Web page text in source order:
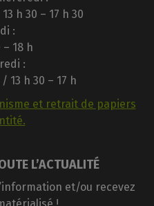
h 30 – 17 h 30
:
– 18 h
:
13 h 30 – 17 h
et retrait de papiers
L’ACTUALITÉ
et/ou recevez